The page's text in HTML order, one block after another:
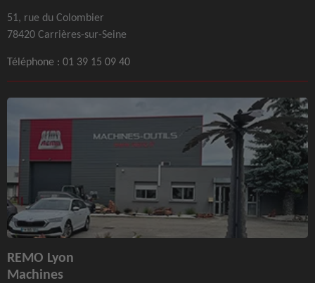
51, rue du Colombier
78420 Carrières-sur-Seine
Téléphone : 01 39 15 09 40
REMO Lyon
Machines